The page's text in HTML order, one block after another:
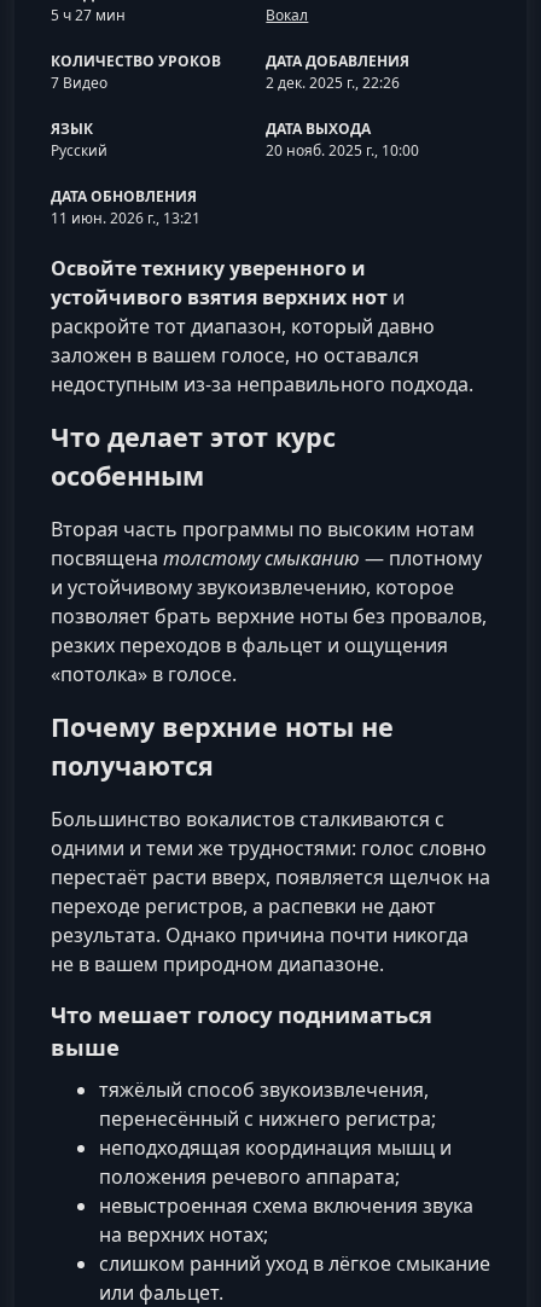
5 ч 27 мин
Вокал
КОЛИЧЕСТВО УРОКОВ
7 Видео
ДАТА ДОБАВЛЕНИЯ
2 дек. 2025 г., 22:26
ЯЗЫК
Русский
ДАТА ВЫХОДА
20 нояб. 2025 г., 10:00
ДАТА ОБНОВЛЕНИЯ
11 июн. 2026 г., 13:21
Освойте технику уверенного и
устойчивого взятия верхних нот и
раскройте тот диапазон, который давно
заложен в вашем голосе, но оставался
недоступным из‑за неправильного подхода.
Что делает этот курс
особенным
Вторая часть программы по высоким нотам
посвящена толстому смыканию — плотному
и устойчивому звукоизвлечению, которое
позволяет брать верхние ноты без провалов,
резких переходов в фальцет и ощущения
«потолка» в голосе.
Почему верхние ноты не
получаются
Большинство вокалистов сталкиваются с
одними и теми же трудностями: голос словно
перестаёт расти вверх, появляется щелчок на
переходе регистров, а распевки не дают
результата. Однако причина почти никогда
не в вашем природном диапазоне.
Что мешает голосу подниматься
выше
тяжёлый способ звукоизвлечения,
перенесённый с нижнего регистра;
неподходящая координация мышц и
положения речевого аппарата;
невыстроенная схема включения звука
на верхних нотах;
слишком ранний уход в лёгкое смыкание
или фальцет.